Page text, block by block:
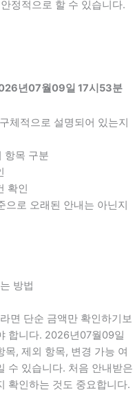
정적으로 할 수 있습니다.
년07월09일 17시53분
체적으로 설명되어 있는지
항목 구분
확인
로 오래된 안내는 아닌지
방법
면 단순 금액만 확인하기보
합니다. 2026년07월09일
, 제외 항목, 변경 가능 여
수 있습니다. 처음 안내받은
확인하는 것도 중요합니다.